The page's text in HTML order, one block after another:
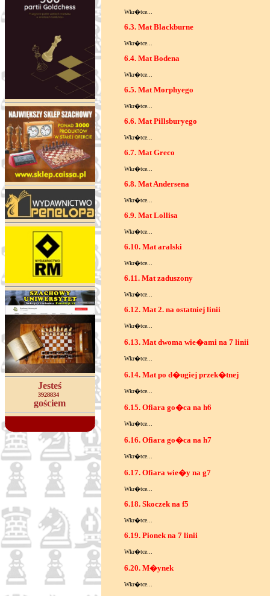
Jesteś
3928834
gościem
Wkr�tce...
6.3. Mat Blackburne
Wkr�tce...
6.4. Mat Bodena
Wkr�tce...
6.5. Mat Morphyego
Wkr�tce...
6.6. Mat Pillsburyego
Wkr�tce...
6.7. Mat Greco
Wkr�tce...
6.8. Mat Andersena
Wkr�tce...
6.9. Mat Lollisa
Wkr�tce...
6.10. Mat aralski
Wkr�tce...
6.11. Mat zaduszony
Wkr�tce...
6.12. Mat 2. na ostatniej linii
Wkr�tce...
6.13. Mat dwoma wie�ami na 7 linii
Wkr�tce...
6.14. Mat po d�ugiej przek�tnej
Wkr�tce...
6.15. Ofiara go�ca na h6
Wkr�tce...
6.16. Ofiara go�ca na h7
Wkr�tce...
6.17. Ofiara wie�y na g7
Wkr�tce...
6.18. Skoczek na f5
Wkr�tce...
6.19. Pionek na 7 linii
Wkr�tce...
6.20. M�ynek
Wkr�tce...